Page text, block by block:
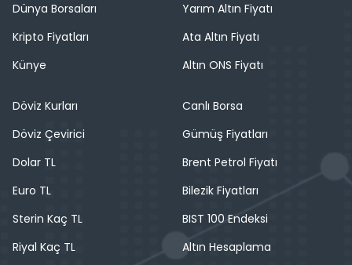
Dünya Borsaları
Kripto Fiyatları
Künye
Yarım Altın Fiyatı
Ata Altın Fiyatı
Altın ONS Fiyatı
Döviz Kurları
Döviz Çevirici
Dolar TL
Euro TL
Sterin Kaç TL
Riyal Kaç TL
Canlı Borsa
Gümüş Fiyatları
Brent Petrol Fiyatı
Bilezik Fiyatları
BIST 100 Endeksi
Altın Hesaplama